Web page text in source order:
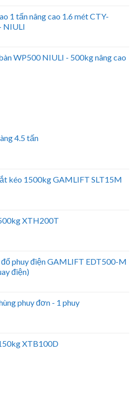
1 tấn nâng cao 1.6 mét CTY-
NIULI
WP500 NIULI - 500kg nâng cao
4.5 tấn
kéo 1500kg GAMLIFT SLT15M
XTH200T
đổ phuy điện GAMLIFT EDT500-M
điện)
phuy đơn - 1 phuy
XTB100D